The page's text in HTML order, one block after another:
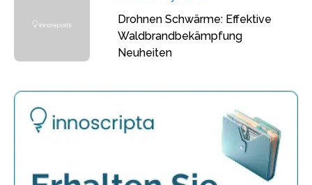
Drohnen Schwärme: Effektive
Waldbrandbekämpfung
Neuheiten